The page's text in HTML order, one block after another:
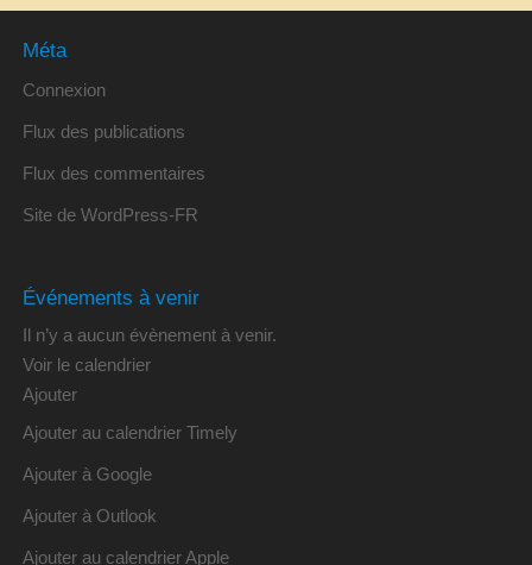
Méta
Connexion
Flux des publications
Flux des commentaires
Site de WordPress-FR
Événements à venir
Il n’y a aucun évènement à venir.
Voir le calendrier
Ajouter
Ajouter au calendrier Timely
Ajouter à Google
Ajouter à Outlook
Ajouter au calendrier Apple